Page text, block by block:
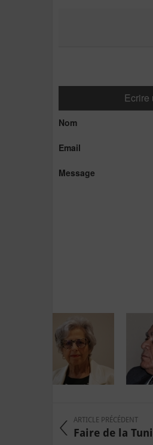
Ecrire
Nom
Email
Message
ARTICLE PRÉCÉDENT
Faire de la